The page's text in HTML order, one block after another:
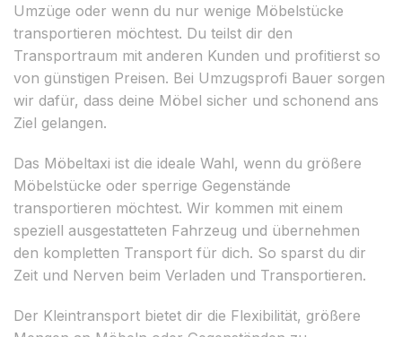
Umzüge oder wenn du nur wenige Möbelstücke
transportieren möchtest. Du teilst dir den
Transportraum mit anderen Kunden und profitierst so
von günstigen Preisen. Bei Umzugsprofi Bauer sorgen
wir dafür, dass deine Möbel sicher und schonend ans
Ziel gelangen.
Das Möbeltaxi ist die ideale Wahl, wenn du größere
Möbelstücke oder sperrige Gegenstände
transportieren möchtest. Wir kommen mit einem
speziell ausgestatteten Fahrzeug und übernehmen
den kompletten Transport für dich. So sparst du dir
Zeit und Nerven beim Verladen und Transportieren.
Der Kleintransport bietet dir die Flexibilität, größere